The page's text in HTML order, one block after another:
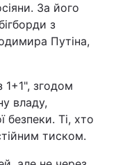
За його
з
Путіна,
1+1", згодом
владу,
безпеки. Ті, хто
тиском.